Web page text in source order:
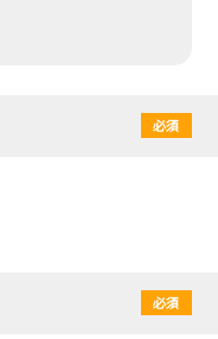
必須
必須